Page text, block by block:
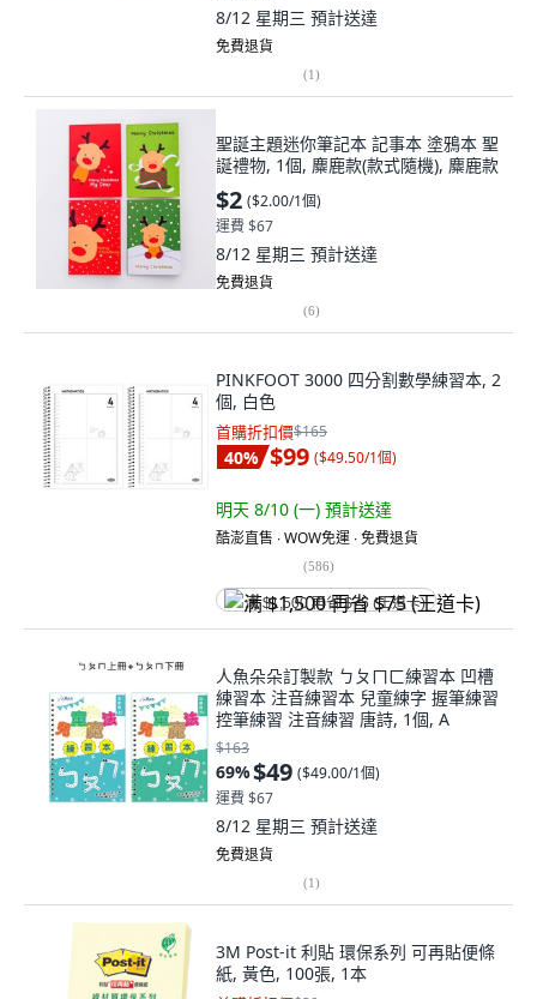
8/12 星期三 預計送達
免費退貨
(1)
聖誕主題迷你筆記本 記事本 塗鴉本 聖
誕禮物, 1個, 麋鹿款(款式隨機), 麋鹿款
$2 ($2.00/1個)
運費 $67
8/12 星期三 預計送達
免費退貨
(6)
PINKFOOT 3000 四分割數學練習本, 2
個, 白色
首購折扣價$165
40% $99 ($49.50/1個)
明天 8/10 (一) 預計送達
酷澎直售 ∙ WOW免運 ∙ 免費退貨
(586)
满 $1,500 再省 $75 (王道卡)
人魚朵朵訂製款 ㄅㄆㄇㄈ練習本 凹槽
練習本 注音練習本 兒童練字 握筆練習
控筆練習 注音練習 唐詩, 1個, A
$163
69%$49 ($49.00/1個)
運費 $67
8/12 星期三 預計送達
免費退貨
(1)
3M Post-it 利貼 環保系列 可再貼便條
紙, 黃色, 100張, 1本